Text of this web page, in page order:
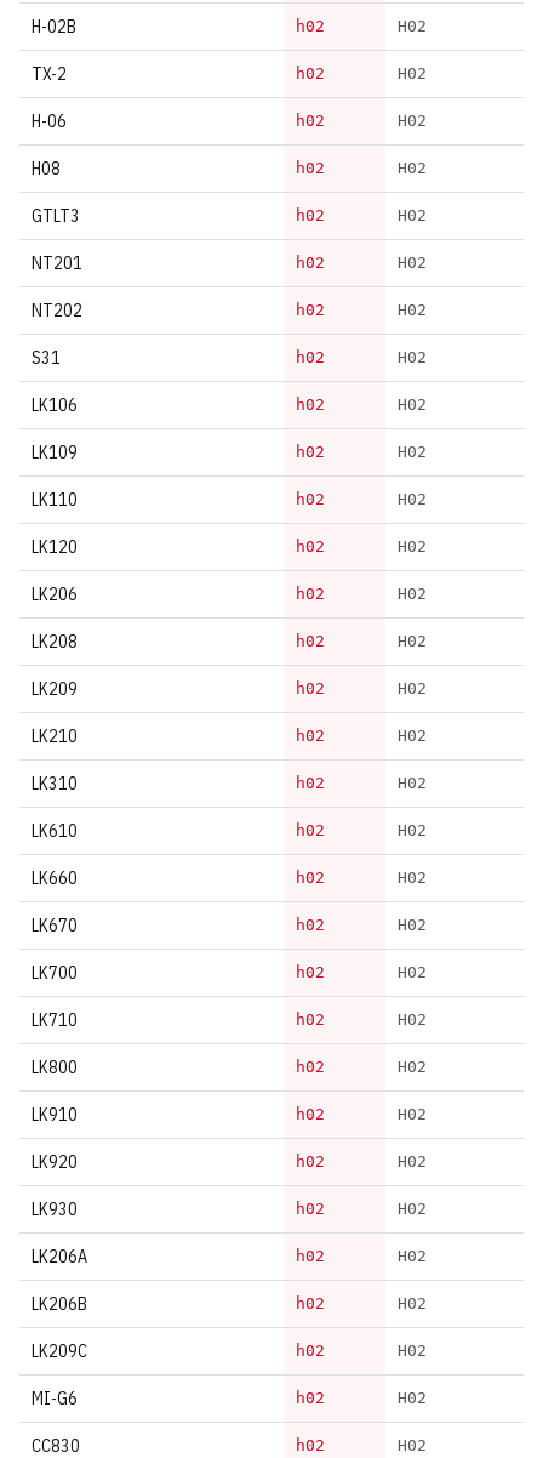
H-02B h02 H02
TX-2 h02 H02
H-06 h02 H02
H08 h02 H02
GTLT3 h02 H02
NT201 h02 H02
NT202 h02 H02
S31 h02 H02
LK106 h02 H02
LK109 h02 H02
LK110 h02 H02
LK120 h02 H02
LK206 h02 H02
LK208 h02 H02
LK209 h02 H02
LK210 h02 H02
LK310 h02 H02
LK610 h02 H02
LK660 h02 H02
LK670 h02 H02
LK700 h02 H02
LK710 h02 H02
LK800 h02 H02
LK910 h02 H02
LK920 h02 H02
LK930 h02 H02
LK206A h02 H02
LK206B h02 H02
LK209C h02 H02
MI-G6 h02 H02
CC830 h02 H02